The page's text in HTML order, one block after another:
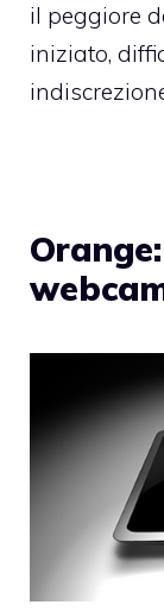
il peggiore
iniziato,